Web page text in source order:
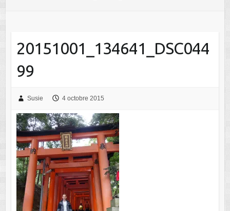
20151001_134641_DSC044
99
Susie 4 octobre 2015